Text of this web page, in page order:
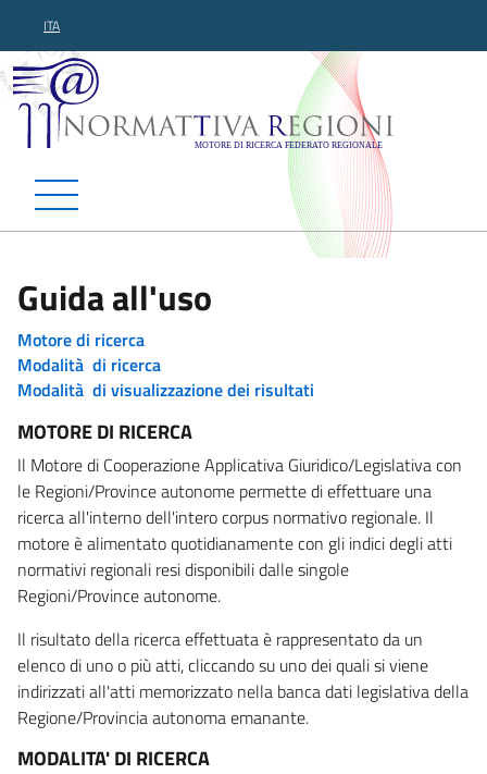
ITA
Normattiva Regioni -
Guida all'uso
Motore di ricerca
Modalità di ricerca
Modalità di visualizzazione dei risultati
MOTORE DI RICERCA
Il Motore di Cooperazione Applicativa Giuridico/Legislativa con
le Regioni/Province autonome permette di effettuare una
ricerca all'interno dell'intero corpus normativo regionale. Il
motore è alimentato quotidianamente con gli indici degli atti
normativi regionali resi disponibili dalle singole
Regioni/Province autonome.
Il risultato della ricerca effettuata è rappresentato da un
elenco di uno o più atti, cliccando su uno dei quali si viene
indirizzati all'atti memorizzato nella banca dati legislativa della
Regione/Provincia autonoma emanante.
MODALITA' DI RICERCA